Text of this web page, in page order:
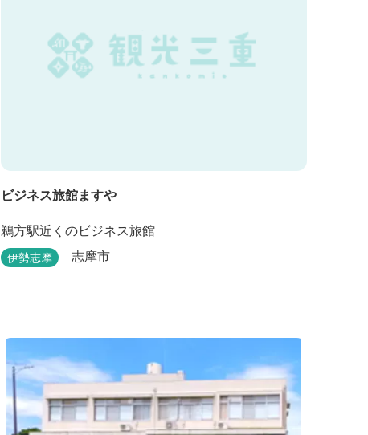
ビジネス旅館ますや
鵜方駅近くのビジネス旅館
伊勢志摩 志摩市